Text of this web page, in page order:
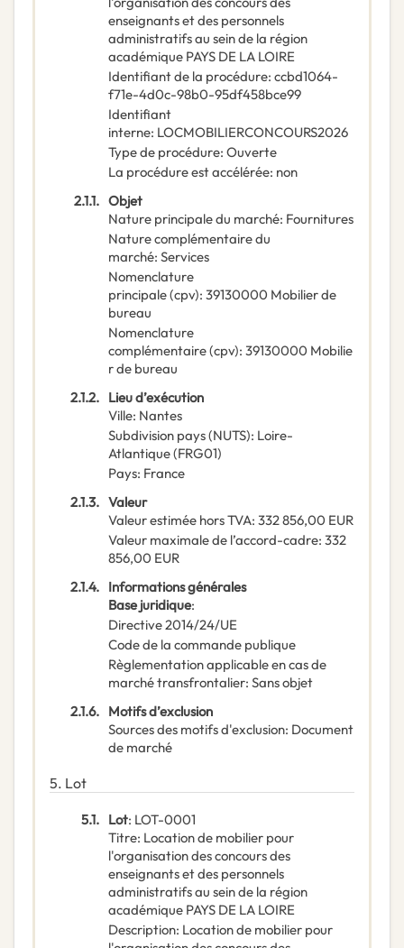
enseignants et des personnels
administratifs au sein de la région
académique PAYS DE LA LOIRE
Identifiant de la procédure: ccbd1064-
f71e-4d0c-98b0-95df458bce99
Identifiant
interne: LOCMOBILIERCONCOURS2026
Type de procédure: Ouverte
La procédure est accélérée: non
2.1.1. Objet
Nature principale du marché: Fournitures
Nature complémentaire du
marché: Services
Nomenclature
principale(cpv): 39130000 Mobilier de
bureau
Nomenclature
complémentaire(cpv): 39130000 Mobilie
r de bureau
2.1.2. Lieu d’exécution
Ville: Nantes
Subdivision pays (NUTS): Loire-
Atlantique(FRG01)
Pays: France
2.1.3. Valeur
Valeur estimée hors TVA: 332 856,00 EUR
Valeur maximale de l’accord-cadre: 332
856,00 EUR
2.1.4. Informations générales
Base juridique:
Directive 2014/24/UE
Code de la commande publique
Règlementation applicable en cas de
marché transfrontalier: Sans objet
2.1.6. Motifs d’exclusion
Sources des motifs d'exclusion: Document
de marché
5. Lot
5.1. Lot: LOT-0001
Titre: Location de mobilier pour
l'organisation des concours des
enseignants et des personnels
administratifs au sein de la région
académique PAYS DE LA LOIRE
Description: Location de mobilier pour